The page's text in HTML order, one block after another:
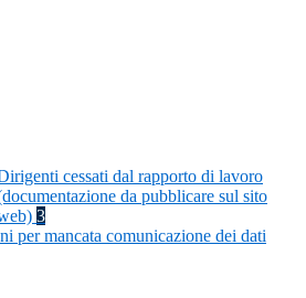
cessati dal rapporto di lavoro
da pubblicare sul sito
3
per mancata comunicazione dei dati